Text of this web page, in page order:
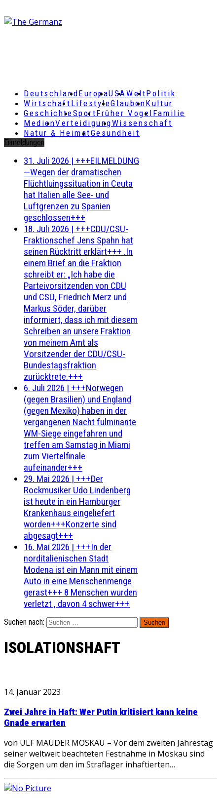
DeutschlandEuropaUSAWeltPolitik
Wirtschaft LifestyleGlaubenKultur
GeschichteSportFrüher Vogel Familie
MedienVerteidigungWissenschaft
Natur & HeimatGesundheit
Eilmeldungen
31. Juli 2026 | +++EILMELDUNG
—Wegen der dramatischen
Flüchtluingssituation in Ceuta
hat Italien alle See- und
Luftgrenzen zu Spanien
geschlossen+++
18. Juli 2026 | +++CDU/CSU-
Fraktionschef Jens Spahn hat
seinen Rücktritt erklärt+++ .In
einem Brief an die Fraktion
schreibt er: „Ich habe die
Parteivorsitzenden von CDU
und CSU, Friedrich Merz und
Markus Söder, darüber
informiert, dass ich mit diesem
Schreiben an unsere Fraktion
von meinem Amt als
Vorsitzender der CDU/CSU-
Bundestagsfraktion
zurücktrete.+++
6. Juli 2026 | +++Norwegen
(gegen Brasilien) und England
(gegen Mexiko) haben in der
vergangenen Nacht fulminante
WM-Siege eingefahren und
treffen am Samstag in Miami
zum Viertelfinale
aufeinander+++
29. Mai 2026 | +++Der
Rockmusiker Udo Lindenberg
ist heute in ein Hamburger
Krankenhaus eingeliefert
worden+++Konzerte sind
abgesagt+++
16. Mai 2026 | +++In der
norditalienischen Stadt
Modena ist ein Mann mit einem
Auto in eine Menschenmenge
gerast+++ 8 Menschen wurden
verletzt , davon 4 schwer+++
Suchen nach:
ISOLATIONSHAFT
14. Januar 2023
Zwei Jahre in Haft: Wer Putin kritisiert kann keine
Gnade erwarten
von ULF MAUDER MOSKAU – Vor dem zweiten Jahrestag
seiner weltweit beachteten Festnahme in Moskau sind
die Sorgen um den im Straflager inhaftierten…